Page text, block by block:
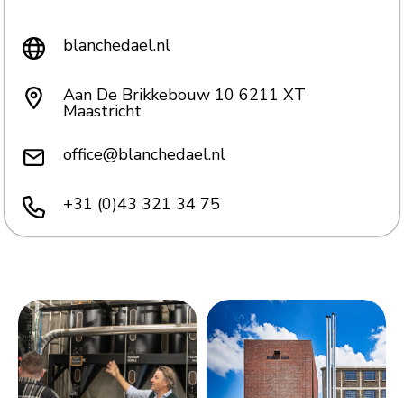
blanchedael.nl
Aan De Brikkebouw 10 6211 XT
Maastricht
office@blanchedael.nl
+31 (0)43 321 34 75